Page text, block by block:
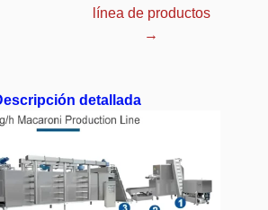
línea de productos
→
detallada